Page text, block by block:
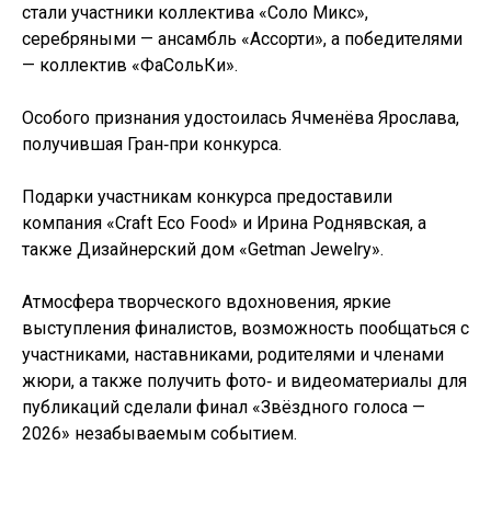
стали участники коллектива «Соло Микс»,
серебряными — ансамбль «Ассорти», а победителями
— коллектив «ФаСольКи».
Особого признания удостоилась Ячменёва Ярослава,
получившая Гран‑при конкурса.
Подарки участникам конкурса предоставили
компания «Craft Eco Food» и Ирина Роднявская, а
также Дизайнерский дом «Getman Jewelry».
Атмосфера творческого вдохновения, яркие
выступления финалистов, возможность пообщаться с
участниками, наставниками, родителями и членами
жюри, а также получить фото‑ и видеоматериалы для
публикаций сделали финал «Звёздного голоса —
2026» незабываемым событием.